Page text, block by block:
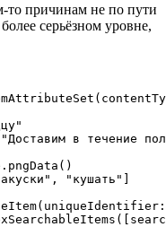
то причинам не по пути
серьёзном уровне,
в течение
"кушать"]